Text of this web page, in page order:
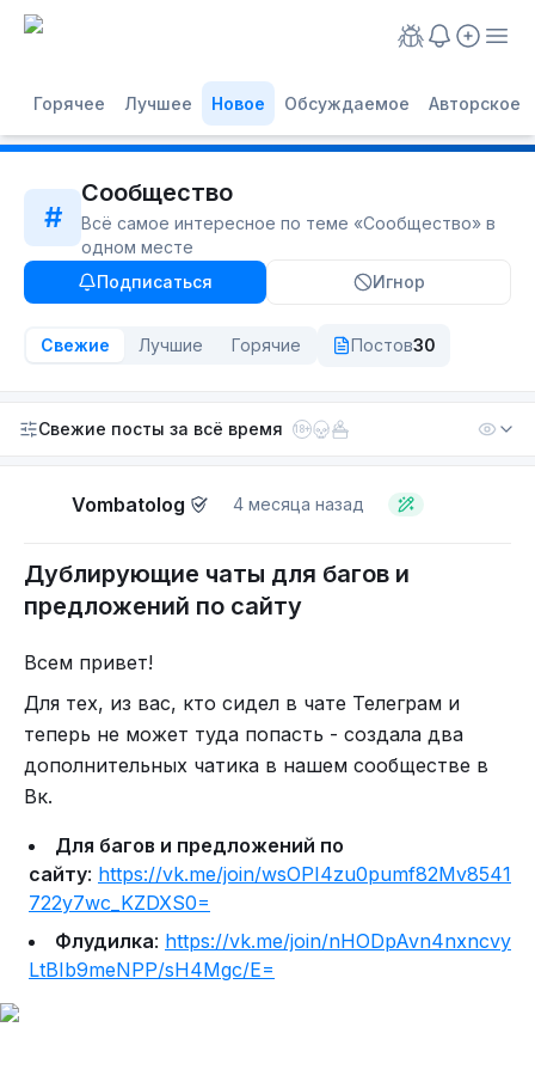
Горячее Лучшее Новое Обсуждаемое Авторское
#
Сообщество
Всё самое интересное по теме «Сообщество» в
одном месте
Подписаться
Игнор
Свежие Лучшие Горячие Постов30
Свежие посты за всё время 18+
Vombatolog 4 месяца назад
Дублирующие чаты для багов и
предложений по сайту
Всем привет!
Для тех, из вас, кто сидел в чате Телеграм и
теперь не может туда попасть - создала два
дополнительных чатика в нашем сообществе в
Вк.
Для багов и предложений по
сайту: https://vk.me/join/wsOPI4zu0pumf82Mv8541
722y7wc_KZDXS0=
Флудилка: https://vk.me/join/nHODpAvn4nxncvy
LtBIb9meNPP/sH4Mgc/E=